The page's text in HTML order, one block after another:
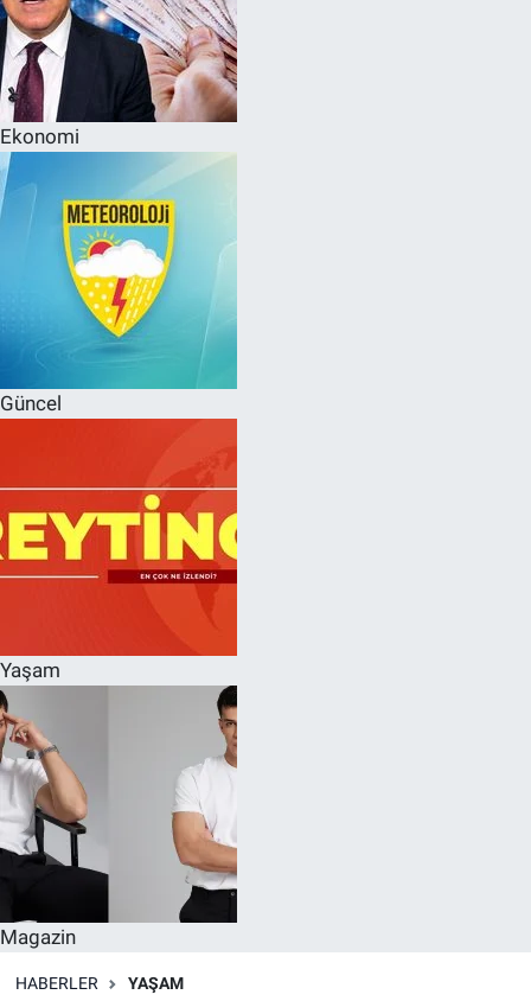
Ekonomi
Güncel
Yaşam
Magazin
HABERLER YAŞAM